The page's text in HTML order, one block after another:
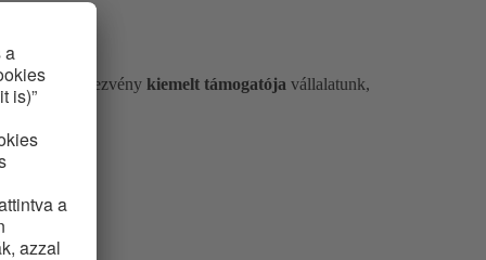
A rendezvény kiemelt támogatója vállalatunk,